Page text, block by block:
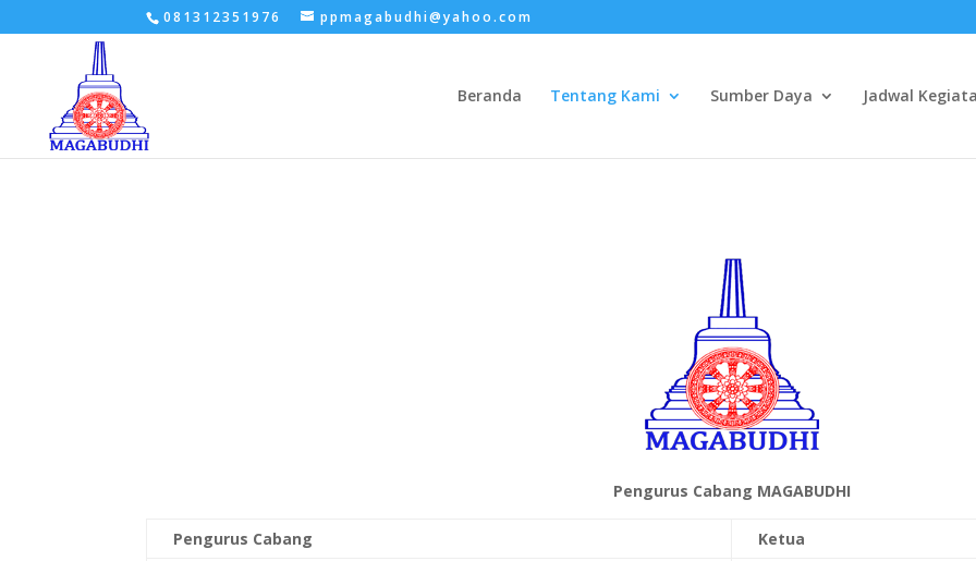
081312351976 ppmagabudhi@yahoo.com
Beranda Tentang Kami Sumber Daya Jadwal
Pengurus Cabang MAGABUDHI
Pengurus Cabang
Ketua